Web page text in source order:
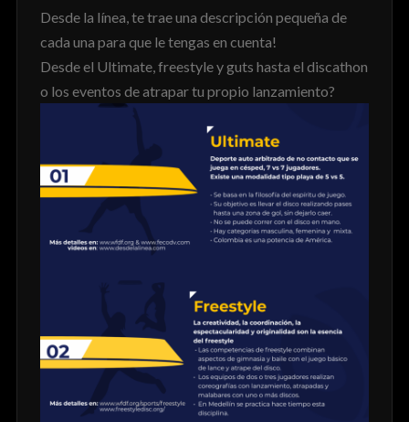
Desde la línea, te trae una descripción pequeña de
cada una para que le tengas en cuenta!
Desde el Ultimate, freestyle y guts hasta el discathon
o los eventos de atrapar tu propio lanzamiento?